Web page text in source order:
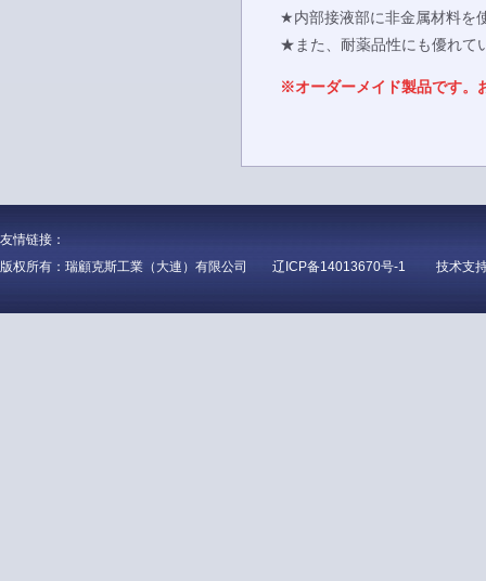
★内部接液部に非金属材料を
★また、耐薬品性にも優れて
※オーダーメイド製品です。
友情链接：
版权所有：瑞顧克斯工業（大連）有限公司
辽ICP备14013670号-1 技术支